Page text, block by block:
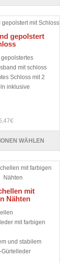
gepolstert
mit schloss
Schloss mit 2
inklusive
WÄHLEN
mit
Nähten
mit farbigen
und stabilem